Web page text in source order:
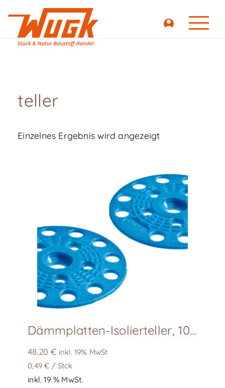
teller
Einzelnes Ergebnis wird angezeigt
Dämmplatten-Isolierteller, 100 Stk/Karton
48,20€ inkl. 19% MwSt
0,49€ / Stck
inkl. 19 % MwSt.